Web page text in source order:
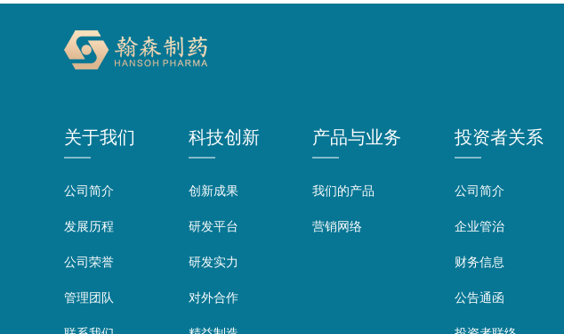
关于我们
公司简介
发展历程
公司荣誉
管理团队
科技创新
创新成果
研发平台
研发实力
对外合作
产品与业务
我们的产品
营销网络
投资者关系
公司简介
企业管治
财务信息
公告通函